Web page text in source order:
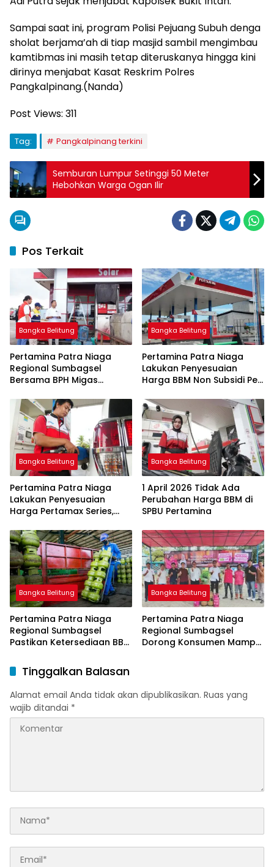
Sampai saat ini, program Polisi Pejuang Subuh denga
sholat berjama’ah di tiap masjid sambil mengimbau
kamtibmas ini masih tetap diteruskanya hingga kini
dirinya menjabat Kasat Reskrim Polres
Pangkalpinang.(Nanda)
Post Views: 311
Tag: Pangkalpinang terkini
Semburan Lumpur Setinggi 50 Meter
Hebohkan Warga Ogan Ilir
Pos Terkait
Bangka Belitung
Pertamina Patra Niaga
Regional Sumbagsel
Bersama BPH Migas
Penyaluran BBM Subsidi
bagi Nelayan melalui
Aplikasi XSTAR
Bangka Belitung
Pertamina Patra Niaga
Lakukan Penyesuaian
Harga BBM Non Subsidi Per
Bangka Belitung
Pertamina Patra Niaga
Lakukan Penyesuaian
Harga Pertamax Series,
Subsidi Tetap
Bangka Belitung
1 April 2026 Tidak Ada
Perubahan Harga BBM di
SPBU Pertamina
Bangka Belitung
Pertamina Patra Niaga
Regional Sumbagsel
Pastikan Ketersediaan BBM
Ramadan dan Menjelang
Idulfitri
Bangka Belitung
Pertamina Patra Niaga
Regional Sumbagsel
Dorong Konsumen Mampu
Tinggalkan Balasan
Alamat email Anda tidak akan dipublikasikan. Ruas yang
wajib ditandai *